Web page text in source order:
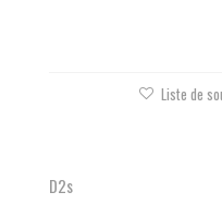
Liste de
D2s